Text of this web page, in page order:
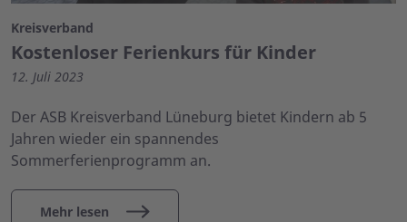
Kreisverband
Kostenloser Ferienkurs für Kinder
12. Juli 2023
Der ASB Kreisverband Lüneburg bietet Kindern ab 5
Jahren wieder ein spannendes
Sommerferienprogramm an.
Mehr lesen